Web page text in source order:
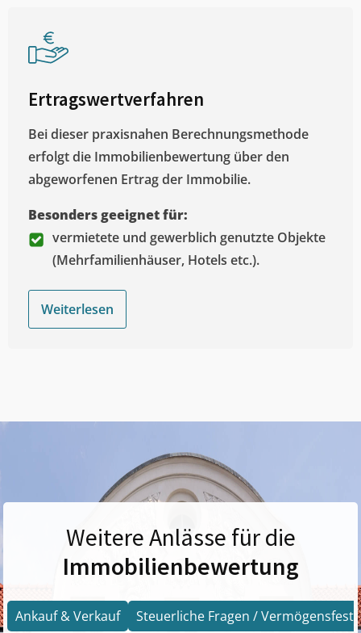
Ertragswertverfahren
Bei dieser praxisnahen Berechnungsmethode
erfolgt die Immobilienbewertung über den
abgeworfenen Ertrag der Immobilie.
Besonders geeignet für:
vermietete und gewerblich genutzte Objekte
(Mehrfamilienhäuser, Hotels etc.).
Weiterlesen
Weitere Anlässe für die
Immobilienbewertung
Ankauf & Verkauf Steuerliche Fragen /